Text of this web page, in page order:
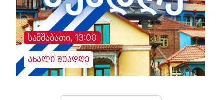
სამშაბათი, 13:00
ახალი შუადღე